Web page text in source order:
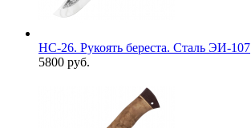
НС-26. Рукоять береста. Сталь ЭИ-107
5800 руб.